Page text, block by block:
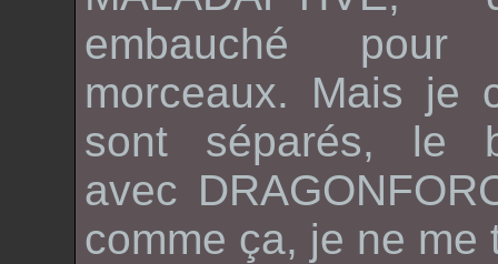
embauché
morceaux. Mais je
sont séparés, le
avec
comme ça, je ne me